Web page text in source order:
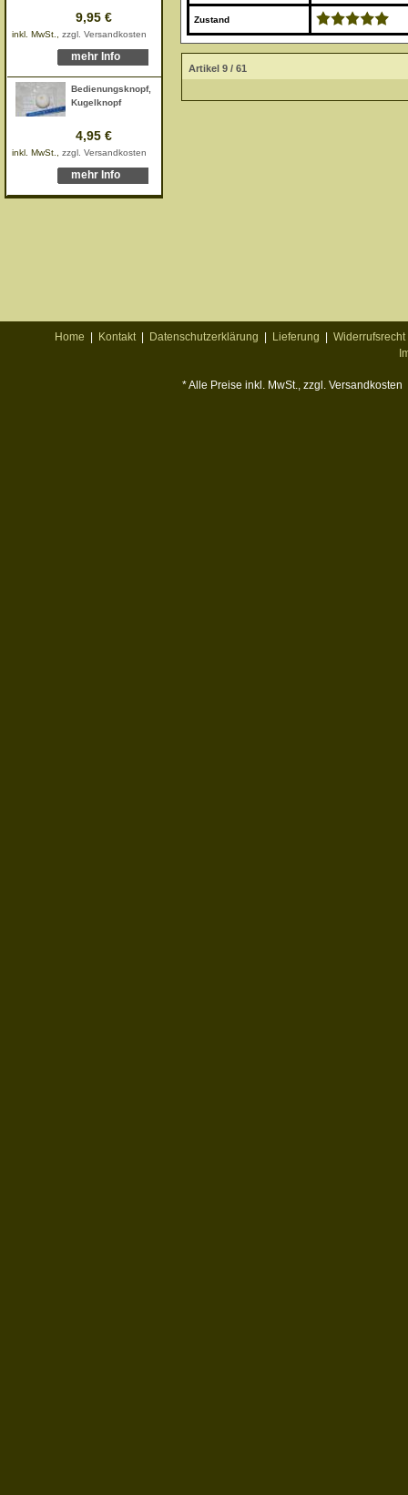
9,95 €
inkl. MwSt., zzgl. Versandkosten
mehr Info
Bedienungsknopf,
Kugelknopf
4,95 €
inkl. MwSt., zzgl. Versandkosten
mehr Info
Zustand
Artikel 9 / 61
Home Kontakt Datenschutzerklärung Lieferung Widerrufsrecht
* Alle Preise inkl. MwSt., zzgl. Versandkosten